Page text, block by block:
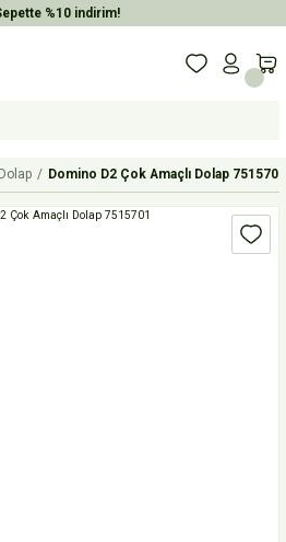
%10 indirim!
Domino D2 Çok Amaçlı Dolap 7515701